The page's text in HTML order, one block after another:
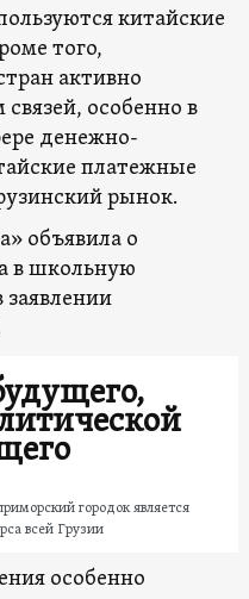
китайские
того,
активно
особенно в
денежно-
платежные
рынок.
объявила о
в школьную
городок является
всей Грузии
особенно